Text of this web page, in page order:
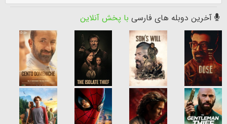
آخرین دوبله های فارسی با پخش آنلاین